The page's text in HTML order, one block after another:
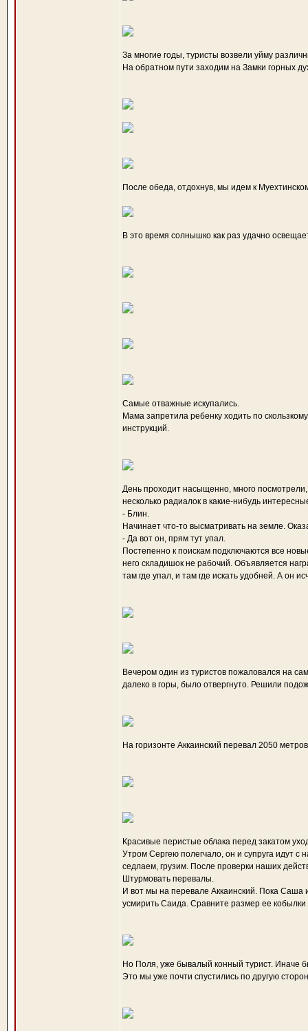
За многие годы, туристы возвели уйму
На обратном пути заходим на Замки горных
После обеда, отдохнув, мы идем к
В это время солнышко как раз удачно
Самые отважные искупались.
Мама запретила ребенку ходить по
инструкций.
День проходит насыщенно, много
несколько радиалок в какие-нибудь
- Блин.
Начинает что-то высматривать на земле.
- Да вот он, прям тут упал.
Постепенно к поискам подключаются все
него складишок не рабочий. Объявляется
там где упал, и там где искать удобней. А он
Вечером один из туристов пожаловался на
далеко в горы, было отвергнуто. Решили
На горизонте Аккаинский перевал 2050
Красивые перистые облака перед закатом
Утром Сергею полегчало, он и супруга идут с
седлаем, грузим. После проверки наших
Штурмовать перевалы.
И вот мы на перевале Аккаинский. Пока Саша
усмирить Саида. Сравните размер ее
Но Поля, уже бывалый конный турист. Иначе
Это мы уже почти спустились по другую